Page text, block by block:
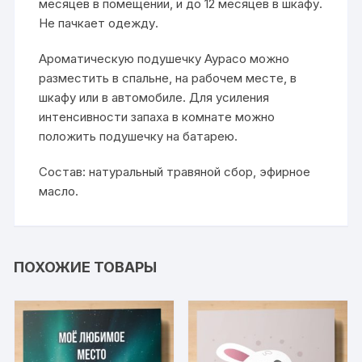
месяцев в помещении, и до 12 месяцев в шкафу.
Не пачкает одежду.
Ароматическую подушечку Аурасо можно
разместить в спальне, на рабочем месте, в
шкафу или в автомобиле. Для усиления
интенсивности запаха в комнате можно
положить подушечку на батарею.
Состав: натуральный травяной сбор, эфирное
масло.
ПОХОЖИЕ ТОВАРЫ